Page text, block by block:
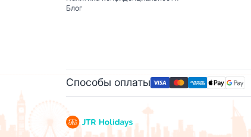
Блог
Способы оплаты